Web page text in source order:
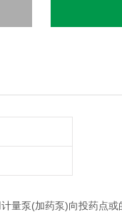
量泵(加药泵)向投药点或